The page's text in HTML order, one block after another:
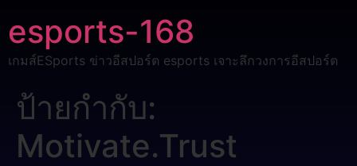
esports-168
เกมส์ESports ข่าวอีสปอร์ต esports เจาะลึกวงการอีสปอร์ต
ป้ายกำกับ:
Motivate.Trust